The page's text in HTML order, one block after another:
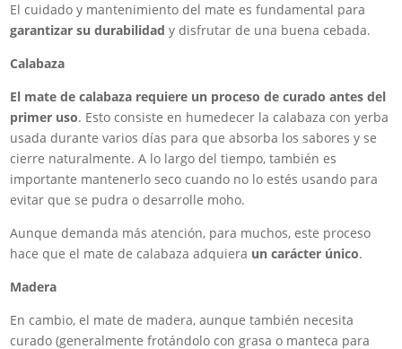
El cuidado y mantenimiento del mate es fundamental para
garantizar su durabilidad y disfrutar de una buena cebada.
Calabaza
El mate de calabaza requiere un proceso de curado antes del
primer uso. Esto consiste en humedecer la calabaza con yerba
usada durante varios días para que absorba los sabores y se
cierre naturalmente. A lo largo del tiempo, también es
importante mantenerlo seco cuando no lo estés usando para
evitar que se pudra o desarrolle moho.
Aunque demanda más atención, para muchos, este proceso
hace que el mate de calabaza adquiera un carácter único.
Madera
En cambio, el mate de madera, aunque también necesita
curado (generalmente frotándolo con grasa o manteca para